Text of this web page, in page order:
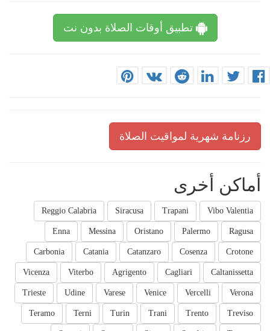
تطبيق أوقات الصلاة بدون نت
رزنامة شهرية لمواقيت الصلاة
أماكن أخرى
Vibo Valentia
Trapani
Siracusa
Reggio Calabria
Ragusa
Palermo
Oristano
Messina
Enna
Crotone
Cosenza
Catanzaro
Catania
Carbonia
Caltanissetta
Cagliari
Agrigento
Viterbo
Vicenza
Verona
Vercelli
Venice
Varese
Udine
Trieste
Treviso
Trento
Trani
Turin
Terni
Teramo